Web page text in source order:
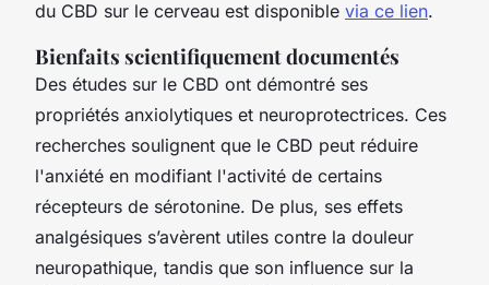
du CBD sur le cerveau est disponible via ce lien.
Bienfaits scientifiquement documentés
Des études sur le CBD ont démontré ses
propriétés anxiolytiques et neuroprotectrices. Ces
recherches soulignent que le CBD peut réduire
l'anxiété en modifiant l'activité de certains
récepteurs de sérotonine. De plus, ses effets
analgésiques s’avèrent utiles contre la douleur
neuropathique, tandis que son influence sur la